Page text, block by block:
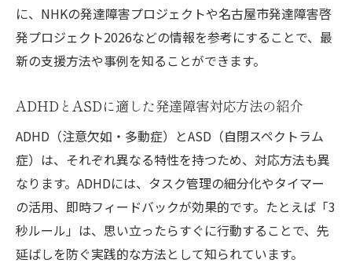
に、NHKの発達障害プロジェクトや名古屋市発達障害啓
発プロジェクト2026などの情報を参考にすることで、最
新の支援方法や事例を知ることができます。
ADHDとASDに適した発達障害対応方法の紹介
ADHD（注意欠如・多動症）とASD（自閉スペクトラム
症）は、それぞれ異なる特性を持つため、対応方法も異
なります。ADHDには、タスク管理の細分化やタイマー
の活用、即時フィードバックが効果的です。たとえば「3
秒ルール」は、思い立ったらすぐに行動することで、先
延ばしを防ぐ実践的な方法として知られています。